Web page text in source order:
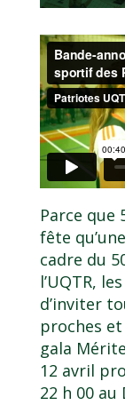
Parce que
fête
cadre du
l’UQTR,
d’inviter
proches
gala
12 avril
22 h 00 au